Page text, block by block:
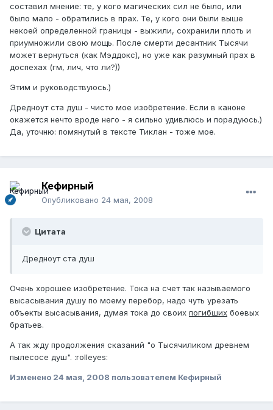
составил мнение: те, у кого магических сил не было, или
было мало - обратились в прах. Те, у кого они были выше
некоей определенной границы - выжили, сохранили плоть и
приумножили свою мощь. После смерти десантник Тысячи
может вернуться (как Мэддокс), но уже как разумный прах в
доспехах (гм, лич, что ли?))
Этим и руководствуюсь.)
Дредноут ста душ - чисто мое изобретение. Если в каноне
окажется нечто вроде него - я сильно удивлюсь и порадуюсь.)
Да, уточню: помянутый в тексте Тиклан - тоже мое.
Кефирный
Опубликовано 24 мая, 2008
Цитата
Дредноут ста душ
Очень хорошее изобретение. Тока на счет так называемого
высасывания душу по моему перебор, надо чуть урезать
объекты высасывания, думая тока до своих погибших боевых
братьев.
А так жду продолжения сказаний "о Тысячиликом древнем
пылесосе душ". :rolleyes:
Изменено 24 мая, 2008 пользователем Кефирный